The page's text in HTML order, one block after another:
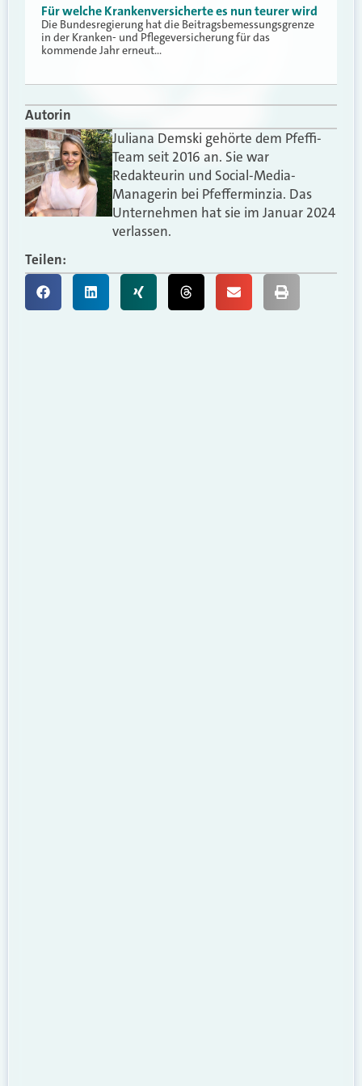
Für welche Krankenversicherte es nun teurer wird
Die Bundesregierung hat die Beitragsbemessungsgrenze
in der Kranken- und Pflegeversicherung für das
kommende Jahr erneut…
Autorin
Juliana Demski gehörte dem Pfeffi-
Team seit 2016 an. Sie war
Redakteurin und Social-Media-
Managerin bei Pfefferminzia. Das
Unternehmen hat sie im Januar 2024
verlassen.
Teilen: